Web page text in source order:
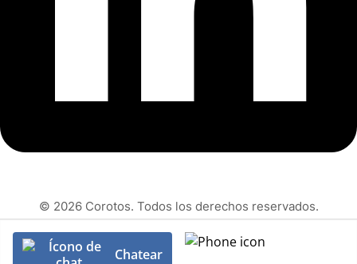
© 2026 Corotos. Todos los derechos reservados.
Chatear